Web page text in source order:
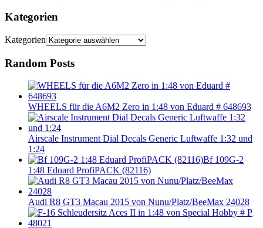
Kategorien
Kategorien
Random Posts
WHEELS für die A6M2 Zero in 1:48 von Eduard # 648693
Airscale Instrument Dial Decals Generic Luftwaffe 1:32 und
1:24
Bf 109G-2
1:48 Eduard ProfiPACK (82116)
Audi R8 GT3 Macau 2015 von Nunu/Platz/BeeMax 24028